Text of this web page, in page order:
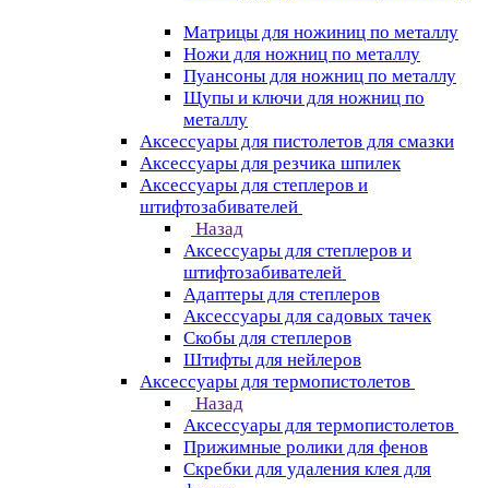
Матрицы для ножиниц по металлу
Ножи для ножниц по металлу
Пуансоны для ножниц по металлу
Щупы и ключи для ножниц по
металлу
Аксессуары для пистолетов для смазки
Аксессуары для резчика шпилек
Аксессуары для степлеров и
штифтозабивателей
Назад
Аксессуары для степлеров и
штифтозабивателей
Адаптеры для степлеров
Аксессуары для садовых тачек
Скобы для степлеров
Штифты для нейлеров
Аксессуары для термопистолетов
Назад
Аксессуары для термопистолетов
Прижимные ролики для фенов
Скребки для удаления клея для